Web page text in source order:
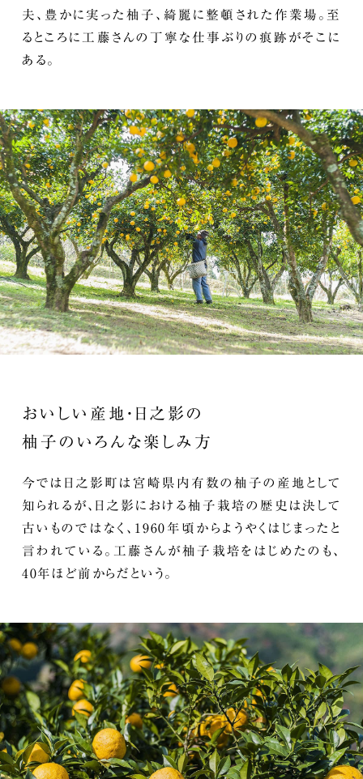
夫、豊かに実った柚子、綺麗に整頓された作業場。至
るところに工藤さんの丁寧な仕事ぶりの痕跡がそこに
ある。
おいしい産地・日之影の
柚子のいろんな楽しみ方
今では日之影町は宮崎県内有数の柚子の産地として
知られるが、日之影における柚子栽培の歴史は決して
古いものではなく、1960年頃からようやくはじまったと
言われている。工藤さんが柚子栽培をはじめたのも、
40年ほど前からだという。